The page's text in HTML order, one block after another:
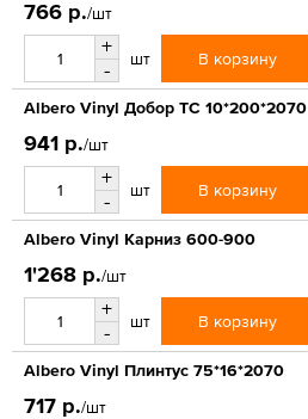
766 р./шт
+
-
шт В корзину
Albero Vinyl Добор ТС 10*200*2070
941 р./шт
+
-
шт В корзину
Albero Vinyl Карниз 600-900
1'268 р./шт
+
-
шт В корзину
Albero Vinyl Плинтус 75*16*2070
717 р./шт